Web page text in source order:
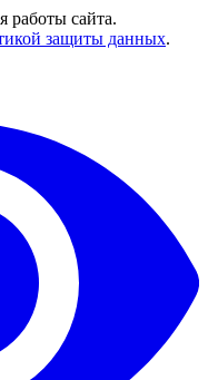
работы сайта.
защиты данных.